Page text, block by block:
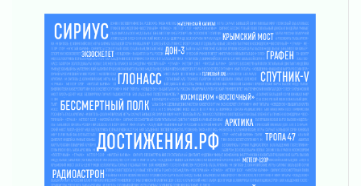
Уроки безопасности для детей и взрослых
03 августа 2026
Ленобласть отмечает День Воздушно-
десантных войск
02 августа 2026
«Активное лето»
02 августа 2026
Ленобласть отметила заслуги жителей перед
регионом и страной
02 августа 2026